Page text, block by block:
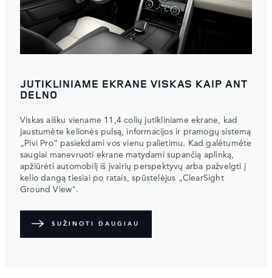
JUTIKLINIAME EKRANE VISKAS KAIP ANT
DELNO
Viskas aišku viename 11,4 colių jutikliniame ekrane, kad
jaustumėte kelionės pulsą, informacijos ir pramogų sistemą
„Pivi Pro“ pasiekdami vos vienu palietimu. Kad galėtumėte
saugiai manevruoti ekrane matydami supančią aplinką,
apžiūrėti automobilį iš įvairių perspektyvų arba pažvelgti į
kelio dangą tiesiai po ratais, spūstelėjus „ClearSight
Ground View".
SUŽINOTI DAUGIAU